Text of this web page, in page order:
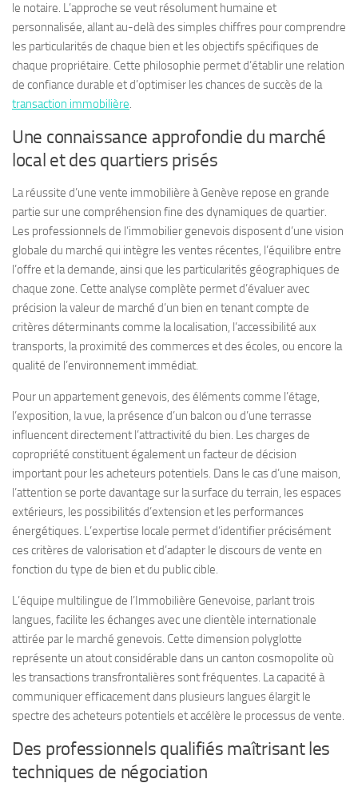
le notaire. L’approche se veut résolument humaine et
personnalisée, allant au-delà des simples chiffres pour comprendre
les particularités de chaque bien et les objectifs spécifiques de
chaque propriétaire. Cette philosophie permet d’établir une relation
de confiance durable et d’optimiser les chances de succès de la
transaction immobilière.
Une connaissance approfondie du marché
local et des quartiers prisés
La réussite d’une vente immobilière à Genève repose en grande
partie sur une compréhension fine des dynamiques de quartier.
Les professionnels de l’immobilier genevois disposent d’une vision
globale du marché qui intègre les ventes récentes, l’équilibre entre
l’offre et la demande, ainsi que les particularités géographiques de
chaque zone. Cette analyse complète permet d’évaluer avec
précision la valeur de marché d’un bien en tenant compte de
critères déterminants comme la localisation, l’accessibilité aux
transports, la proximité des commerces et des écoles, ou encore la
qualité de l’environnement immédiat.
Pour un appartement genevois, des éléments comme l’étage,
l’exposition, la vue, la présence d’un balcon ou d’une terrasse
influencent directement l’attractivité du bien. Les charges de
copropriété constituent également un facteur de décision
important pour les acheteurs potentiels. Dans le cas d’une maison,
l’attention se porte davantage sur la surface du terrain, les espaces
extérieurs, les possibilités d’extension et les performances
énergétiques. L’expertise locale permet d’identifier précisément
ces critères de valorisation et d’adapter le discours de vente en
fonction du type de bien et du public cible.
L’équipe multilingue de l’Immobilière Genevoise, parlant trois
langues, facilite les échanges avec une clientèle internationale
attirée par le marché genevois. Cette dimension polyglotte
représente un atout considérable dans un canton cosmopolite où
les transactions transfrontalières sont fréquentes. La capacité à
communiquer efficacement dans plusieurs langues élargit le
spectre des acheteurs potentiels et accélère le processus de vente.
Des professionnels qualifiés maîtrisant les
techniques de négociation